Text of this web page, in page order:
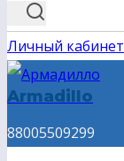
Личный кабинет
Armadillo
88005509299